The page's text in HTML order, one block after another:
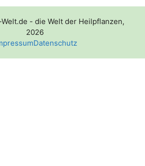
- die Welt der Heilpflanzen,
2026
Datenschutz